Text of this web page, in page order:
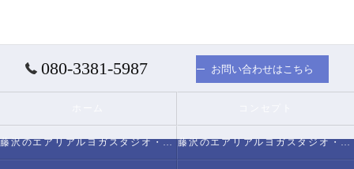
080-3381-5987 お問い合わせはこちら
藤沢のエアリアルヨガスタジオ・スタジオミヅキについて 藤沢のエアリアルヨガスタジオ・スタジオミヅキの必要とされる理由